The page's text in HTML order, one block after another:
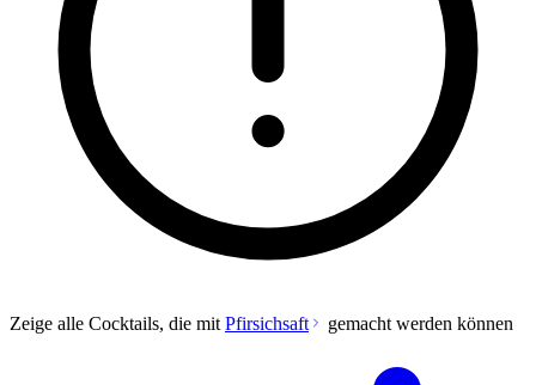
Zeige alle Cocktails, die mit Pfirsichsaft gemacht werden können